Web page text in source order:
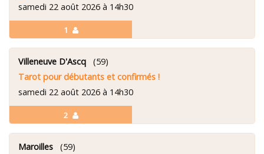
1
samedi 22 août 2026 à 14h30
2
Villeneuve D'Ascq (59)
Tarot pour débutants et confirmés !
samedi 22 août 2026 à 14h30
Maroilles (59)